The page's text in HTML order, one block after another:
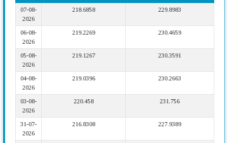
07-08-
2026
218.6858 229.8983
06-08-
2026
219.2269 230.4659
05-08-
2026
219.1267 230.3591
04-08-
2026
219.0396 230.2663
03-08-
2026
220.458 231.756
31-07-
2026
216.8308 227.9389